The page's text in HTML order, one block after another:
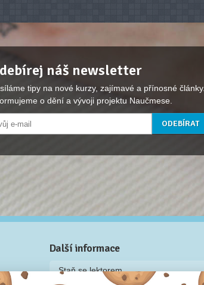
náš newsletter
tipy na nové kurzy, zajímavé a přínosné články.
o dění a vývoji projektu Naučmese.
Další informace
Staň se lektorem